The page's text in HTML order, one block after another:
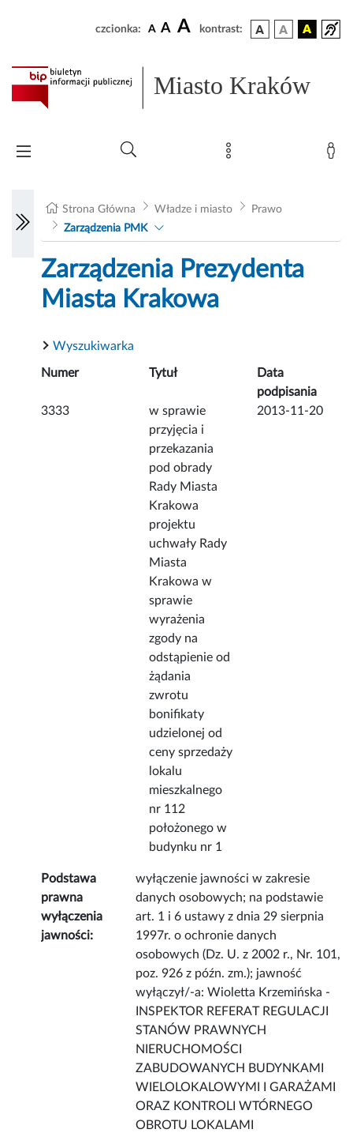
czcionka: A A A kontrast:
Miasto Kraków
Strona Główna Władze i miasto
Prawo
Zarządzenia PMK
Zarządzenia Prezydenta
Miasta Krakowa
Wyszukiwarka
Numer Tytuł
Data
podpisania
3333
w sprawie
przyjęcia i
przekazania
pod obrady
Rady Miasta
Krakowa
projektu
uchwały Rady
Miasta
Krakowa w
sprawie
wyrażenia
zgody na
odstąpienie od
żądania
zwrotu
bonifikaty
udzielonej od
ceny sprzedaży
lokalu
mieszkalnego
nr 112
położonego w
budynku nr 1
2013-11-20
Podstawa
prawna
wyłączenia
jawności:
wyłączenie jawności w zakresie
danych osobowych; na podstawie
art. 1 i 6 ustawy z dnia 29 sierpnia
1997r. o ochronie danych
osobowych (Dz. U. z 2002 r., Nr. 101,
poz. 926 z późn. zm.); jawność
wyłączył/-a: Wioletta Krzemińska -
INSPEKTOR REFERAT REGULACJI
STANÓW PRAWNYCH
NIERUCHOMOŚCI
ZABUDOWANYCH BUDYNKAMI
WIELOLOKALOWYMI I GARAŻAMI
ORAZ KONTROLI WTÓRNEGO
OBROTU LOKALAMI